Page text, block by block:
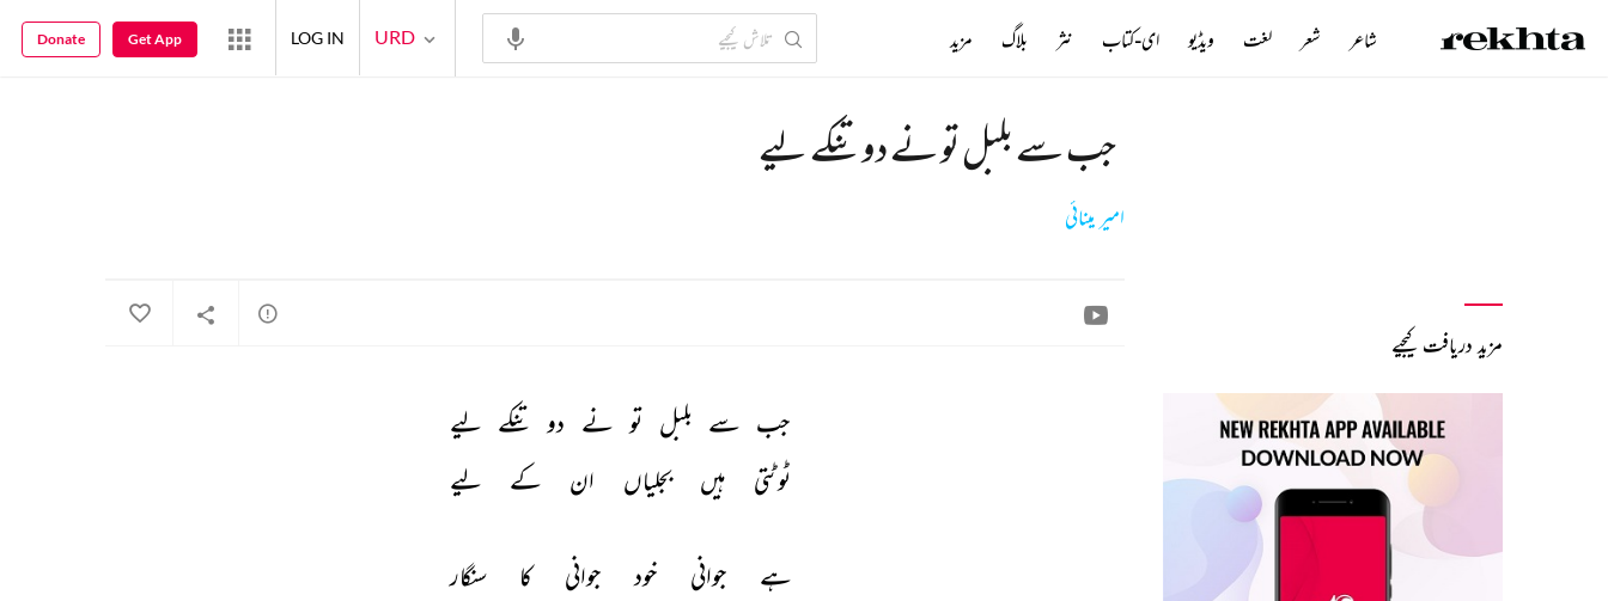
جب سے بلبل تو نے دو تنکے لیے
امیر مینائی
جب سے بلبل تو نے دو تنکے لیے
ٹوٹتی
ہیں بجلیاں ان کے لیے
ہے جوانی خود جوانی کا
سنگار
مزید دریافت کیجیے
شاعر شعر لغت ویڈیو ای-کتاب نثر بلاگ مزید URD
LOG IN
Get App
Donate